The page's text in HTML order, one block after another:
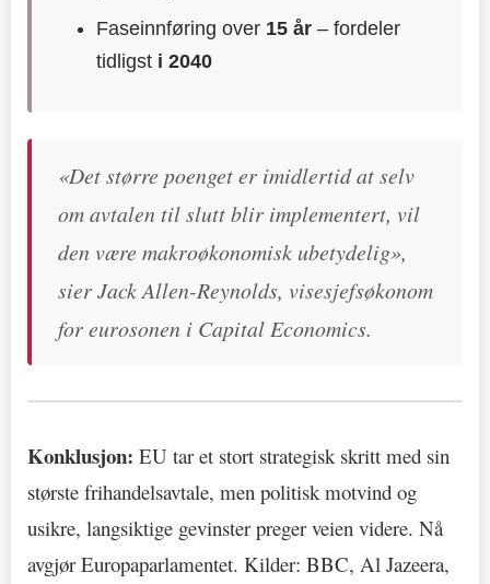
Faseinnføring over 15 år – fordeler
tidligst i 2040
«Det større poenget er imidlertid at selv
om avtalen til slutt blir implementert, vil
den være makroøkonomisk ubetydelig»,
sier Jack Allen-Reynolds, visesjefsøkonom
for eurosonen i Capital Economics.
Konklusjon: EU tar et stort strategisk skritt med sin
største frihandelsavtale, men politisk motvind og
usikre, langsiktige gevinster preger veien videre. Nå
avgjør Europaparlamentet. Kilder: BBC, Al Jazeera,